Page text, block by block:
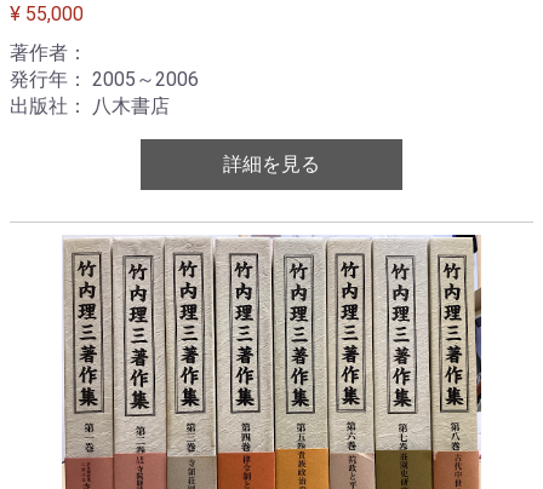
¥ 55,000
著作者：
発行年： 2005～2006
出版社： 八木書店
詳細を見る